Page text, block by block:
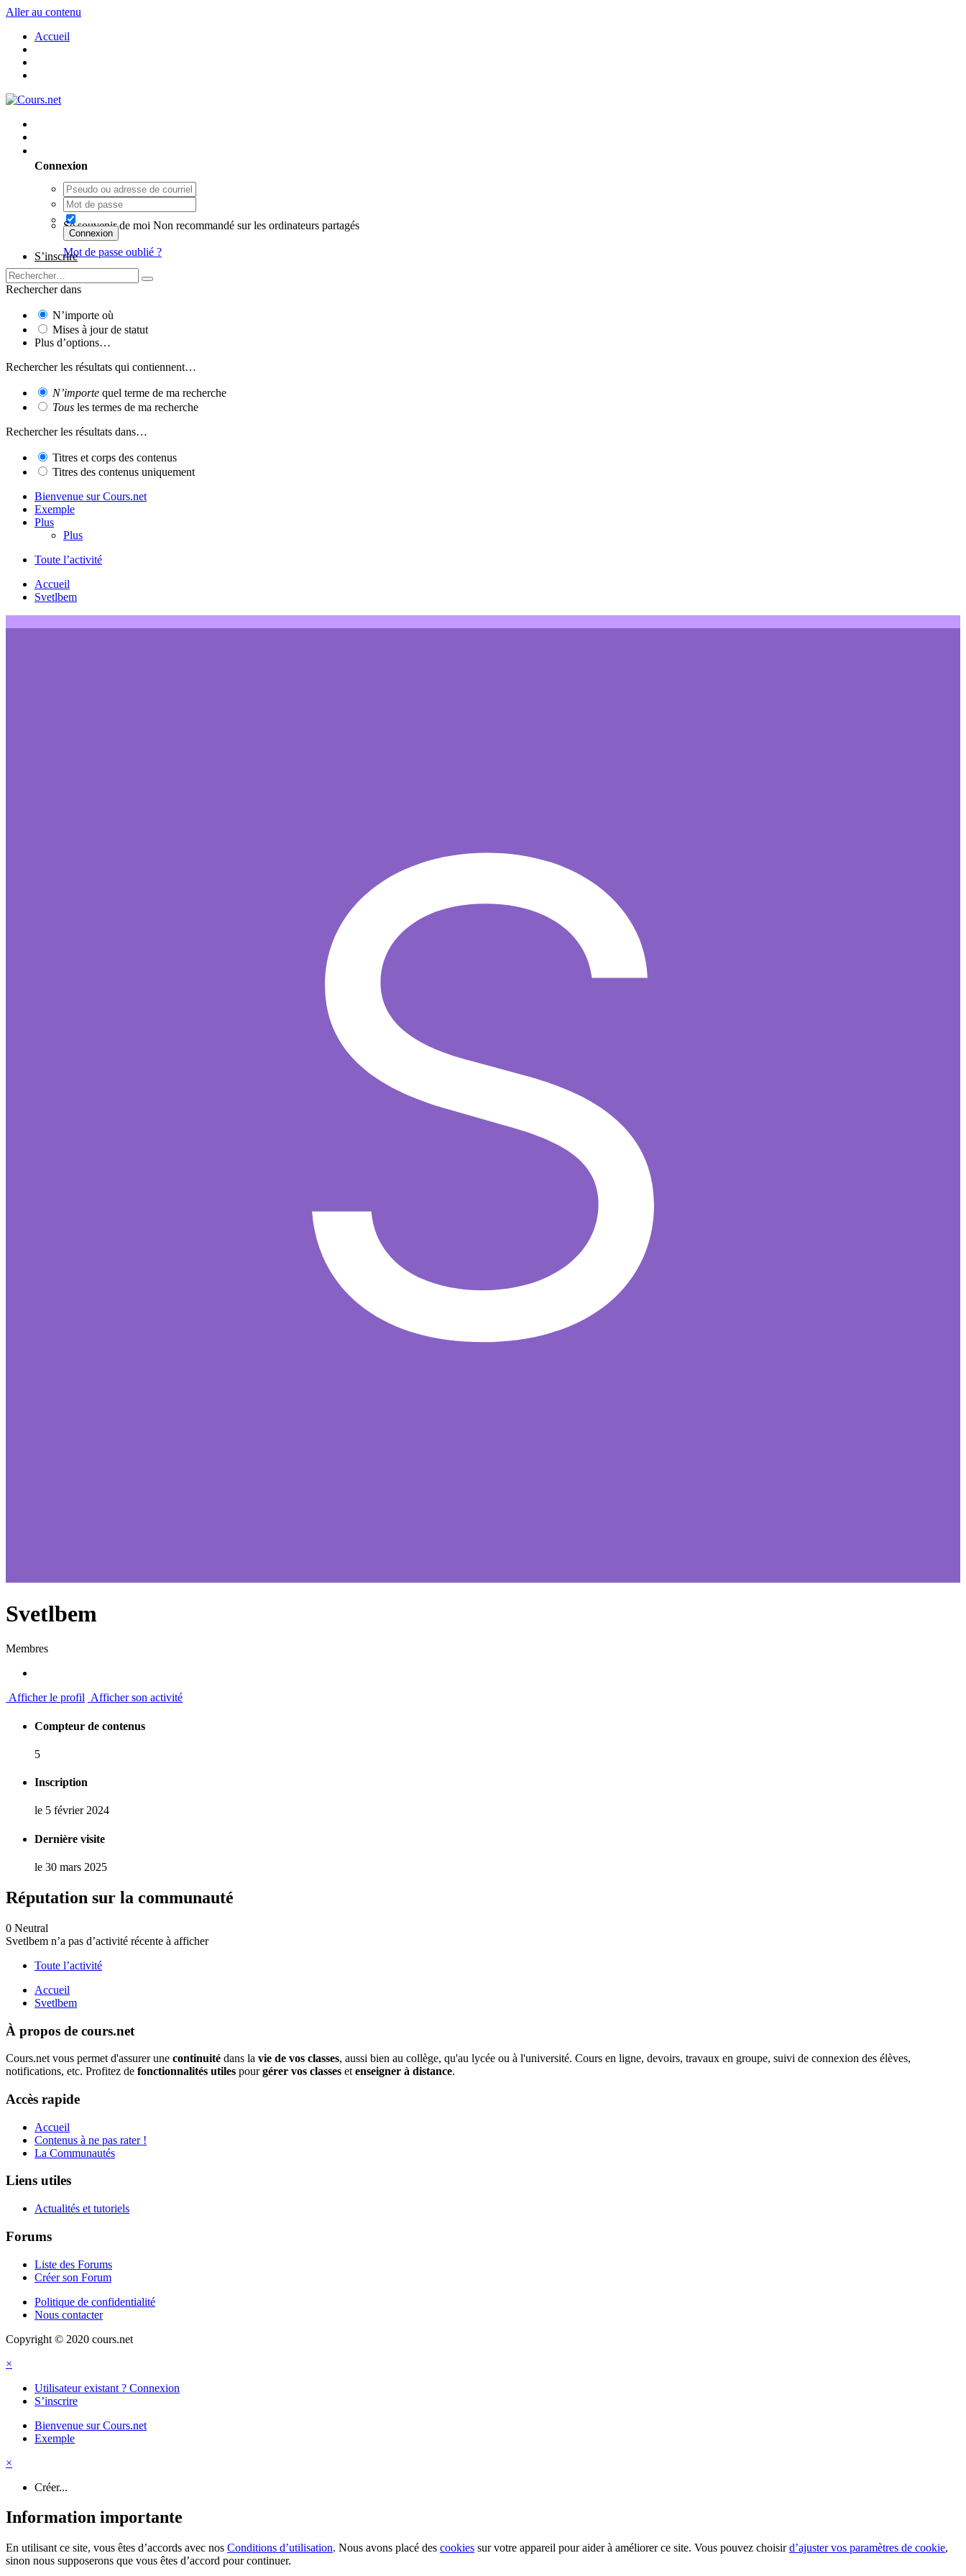
Aller au contenu
Accueil
Connexion
Se souvenir de moi Non recommandé sur les ordinateurs partagés
Connexion
Mot de passe oublié ?
S’inscrire
Rechercher dans
N’importe où
Mises à jour de statut
Plus d’options…
Rechercher les résultats qui contiennent…
N’importe quel terme de ma recherche
Tous les termes de ma recherche
Rechercher les résultats dans…
Titres et corps des contenus
Titres des contenus uniquement
Bienvenue sur Cours.net
Exemple
Plus
Plus
Toute l’activité
Accueil
Svetlbem
Svetlbem
Membres
Afficher le profil Afficher son activité
Compteur de contenus
5
Inscription
le 5 février 2024
Dernière visite
le 30 mars 2025
Réputation sur la communauté
0 Neutral
Svetlbem n’a pas d’activité récente à afficher
Toute l’activité
Accueil
Svetlbem
À propos de cours.net
Cours.net vous permet d'assurer une continuité dans la vie de vos classes, aussi bien au collège, qu'au lycée ou à l'université. Cours en ligne, devoirs, travaux en groupe, suivi de connexion des élèves,
notifications, etc. Profitez de fonctionnalités utiles pourgérer vos classes et enseigner à distance.
Accès rapide
Accueil
Contenus à ne pas rater !
La Communautés
Liens utiles
Actualités et tutoriels
Forums
Liste des Forums
Créer son Forum
Politique de confidentialité
Nous contacter
Copyright © 2020 cours.net
×
Utilisateur existant ? Connexion
S’inscrire
Bienvenue sur Cours.net
Exemple
×
Créer...
Information importante
En utilisant ce site, vous êtes d’accords avec nos Conditions d’utilisation. Nous avons placé des cookies sur votre appareil pour aider à améliorer ce site. Vous pouvez choisird’ajuster vos paramètres de cookie,
sinon nous supposerons que vous êtes d’accord pour continuer.